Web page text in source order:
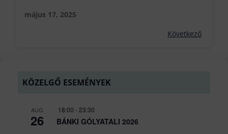
május 17, 2025
Következő
KÖZELGŐ ESEMÉNYEK
AUG
26
18:00 -23:30
BÁNKI GÓLYATALI 2026